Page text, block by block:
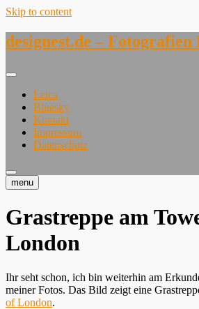
Skip to content
designest.de –
Leica
Bluesky
Kontakt
Impressum
Datenschutz
menu
Grastreppe am
London
Ihr seht schon, ich bin weiterhin am
meiner Fotos. Das Bild zeigt eine
of London.